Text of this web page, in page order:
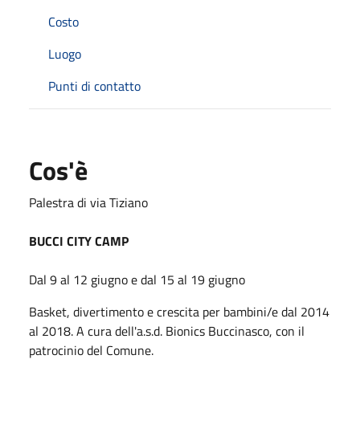
Costo
Luogo
Punti di contatto
Cos'è
Palestra di via Tiziano
BUCCI CITY CAMP
Dal 9 al 12 giugno e dal 15 al 19 giugno
Basket, divertimento e crescita per bambini/e dal 2014
al 2018. A cura dell'a.s.d. Bionics Buccinasco, con il
patrocinio del Comune.